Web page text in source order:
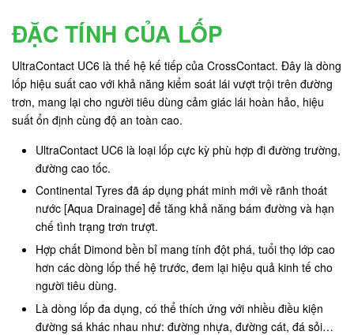
ĐẶC TÍNH CỦA LỐP
UltraContact UC6 là thế hệ kế tiếp của CrossContact. Đây là dòng
lốp hiệu suất cao với khả năng kiểm soát lái vượt trội trên đường
trơn, mang lại cho người tiêu dùng cảm giác lái hoàn hảo, hiệu
suất ổn định cùng độ an toàn cao.
UltraContact UC6 là loại lốp cực kỳ phù hợp đi đường trường,
đường cao tốc.
Continental Tyres đã áp dụng phát minh mới về rãnh thoát
nước [Aqua Drainage] để tăng khả năng bám đường và hạn
chế tình trạng trơn trượt.
Hợp chất Dimond bền bỉ mang tính đột phá, tuổi thọ lớp cao
hơn các dòng lốp thế hệ trước, đem lại hiệu quả kinh tế cho
người tiêu dùng.
Là dòng lốp đa dụng, có thể thích ứng với nhiều điều kiện
đường sá khác nhau như: đường nhựa, đường cát, đá sỏi…